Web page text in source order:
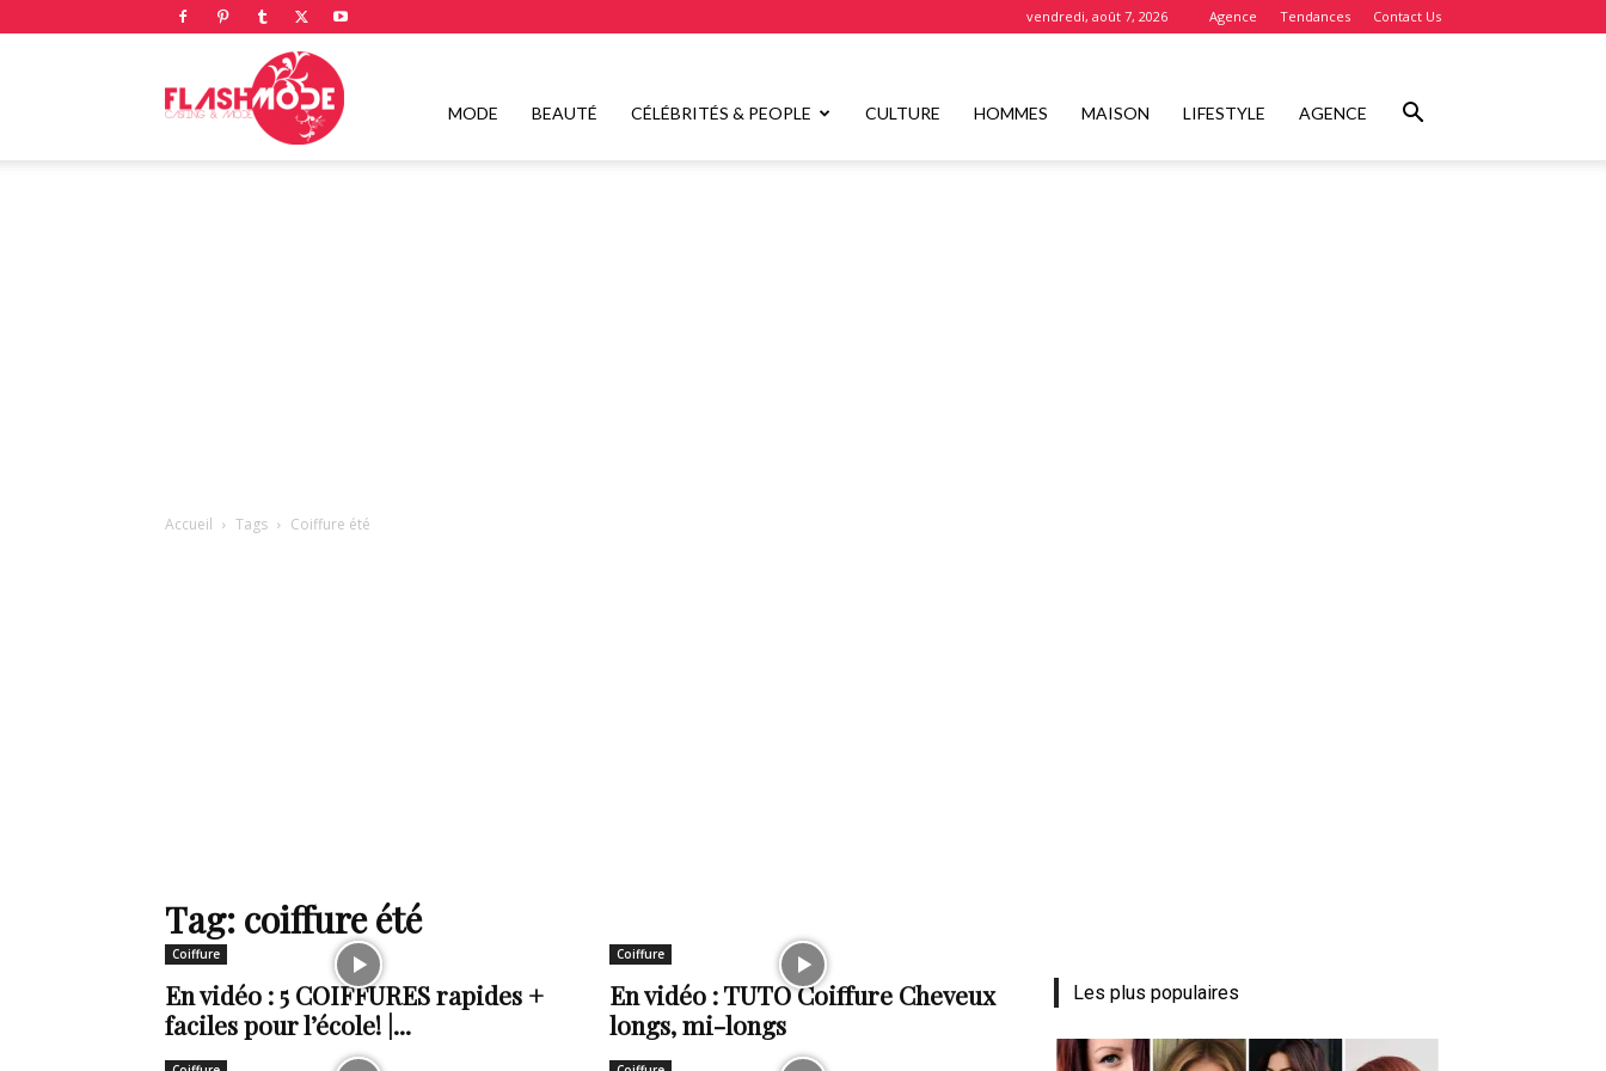
vendredi, août 7, 2026 Agence Tendances Contact Us
Flashmode
style
MODE BEAUTÉ CÉLÉBRITÉS & PEOPLE CULTURE HOMMES MAISON LIFESTYLE AGENCE
Accueil Tags Coiffure été
Tag: coiffure été
Coiffure
En vidéo : 5 COIFFURES rapides +
faciles pour l’école! |...
Coiffure
En vidéo : TUTO Coiffure Cheveux
longs, mi-longs
Les plus populaires